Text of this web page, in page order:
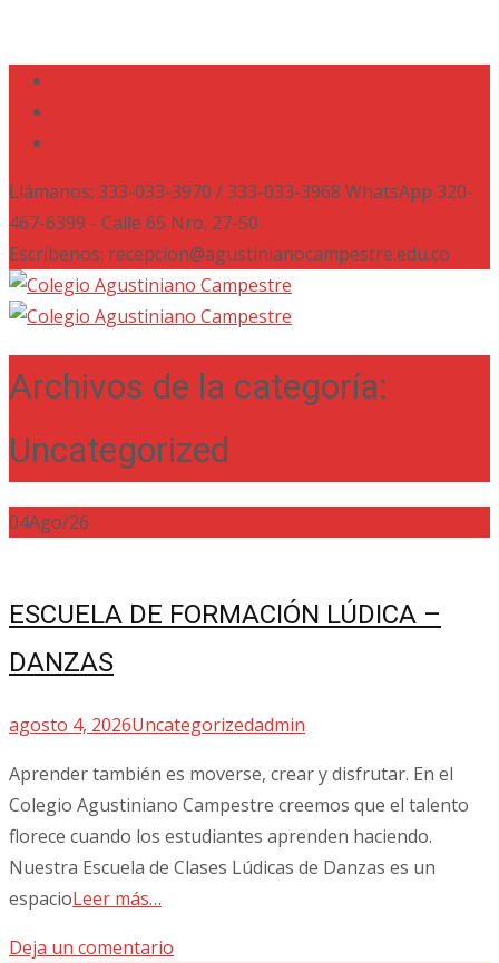
Llámanos: 333-033-3970 / 333-033-3968 WhatsApp 320-
467-6399 - Calle 65 Nro. 27-50
Escríbenos: recepcion@agustinianocampestre.edu.co
Archivos de la categoría:
Uncategorized
04Ago/26
ESCUELA DE FORMACIÓN LÚDICA –
DANZAS
agosto 4, 2026Uncategorizedadmin
Aprender también es moverse, crear y disfrutar. En el
Colegio Agustiniano Campestre creemos que el talento
florece cuando los estudiantes aprenden haciendo.
Nuestra Escuela de Clases Lúdicas de Danzas es un
espacioLeer más…
Deja un comentario